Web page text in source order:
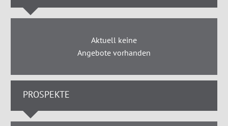
Aktuell keine
Angebote vorhanden
PROSPEKTE